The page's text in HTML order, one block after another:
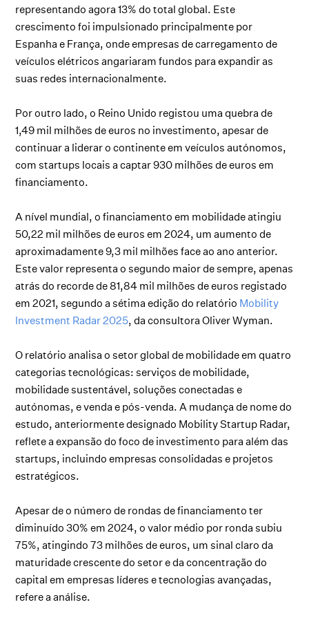
representando agora 13% do total global. Este
crescimento foi impulsionado principalmente por
Espanha e França, onde empresas de carregamento de
veículos elétricos angariaram fundos para expandir as
suas redes internacionalmente.
Por outro lado, o Reino Unido registou uma quebra de
1,49 mil milhões de euros no investimento, apesar de
continuar a liderar o continente em veículos autónomos,
com startups locais a captar 930 milhões de euros em
financiamento.
A nível mundial, o financiamento em mobilidade atingiu
50,22 mil milhões de euros em 2024, um aumento de
aproximadamente 9,3 mil milhões face ao ano anterior.
Este valor representa o segundo maior de sempre, apenas
atrás do recorde de 81,84 mil milhões de euros registado
em 2021, segundo a sétima edição do relatório Mobility
Investment Radar 2025, da consultora Oliver Wyman.
O relatório analisa o setor global de mobilidade em quatro
categorias tecnológicas: serviços de mobilidade,
mobilidade sustentável, soluções conectadas e
autónomas, e venda e pós-venda. A mudança de nome do
estudo, anteriormente designado Mobility Startup Radar,
reflete a expansão do foco de investimento para além das
startups, incluindo empresas consolidadas e projetos
estratégicos.
Apesar de o número de rondas de financiamento ter
diminuído 30% em 2024, o valor médio por ronda subiu
75%, atingindo 73 milhões de euros, um sinal claro da
maturidade crescente do setor e da concentração do
capital em empresas líderes e tecnologias avançadas,
refere a análise.